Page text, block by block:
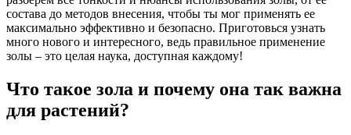
состава до методов внесения, чтобы ты мог применять ее
максимально эффективно и безопасно. Приготовься узнать
много нового и интересного, ведь правильное применение
золы – это целая наука, доступная каждому!
Что такое зола и почему она так важна
для растений?